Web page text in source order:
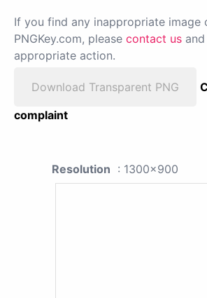
If you find any inappropriate image
PNGKey.com, please contact us
appropriate action.
Download Transparent PNG
complaint
Resolution : 1300x900